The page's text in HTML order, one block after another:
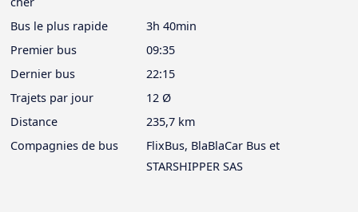
Bus le plus rapide
3h 40min
Premier bus
09:35
Dernier bus
22:15
Trajets par jour
12 Ø
Distance
235,7 km
Compagnies de bus
FlixBus, BlaBlaCar Bus et
STARSHIPPER SAS